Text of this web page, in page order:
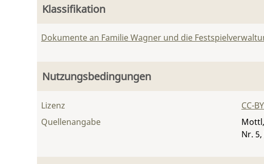
Klassifikation
Dokumente an Familie Wagner und die
Nutzungsbedingungen
Lizenz
CC-
Quellenangabe
Nr. 5,